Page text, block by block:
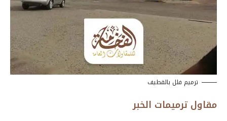
ترميم فلل بالقطيف
مقاول ترميمات الخبر